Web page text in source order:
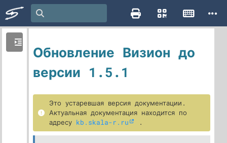
Обновление Визион до
версии 1.5.1
Это устаревшая версия документации.
Актуальная документация находится по
адресу kb.skala-r.ru .